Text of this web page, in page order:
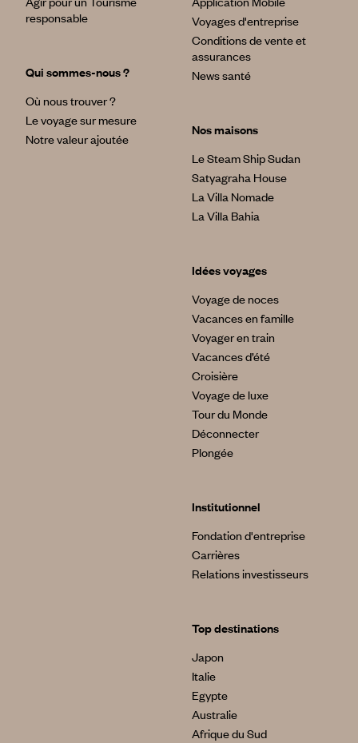
responsable
Qui sommes-nous ?
Où nous trouver ?
Le voyage sur mesure
Notre valeur ajoutée
Voyages d'entreprise
Conditions de vente et
assurances
News santé
Nos maisons
Le Steam Ship Sudan
Satyagraha House
La Villa Nomade
La Villa Bahia
Idées voyages
Voyage de noces
Vacances en famille
Voyager en train
Vacances d’été
Croisière
Voyage de luxe
Tour du Monde
Déconnecter
Plongée
Institutionnel
Fondation d'entreprise
Carrières
Relations investisseurs
Top destinations
Japon
Italie
Egypte
Australie
Afrique du Sud